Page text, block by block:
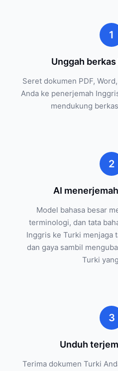
1
Unggah
Seret dokumen PDF,
Anda ke penerjemah
mendukung
2
AI
Model bahasa besar
terminologi, dan tata
Inggris ke Turki menjaga
dan gaya sambil
Turki
3
Unduh
Terima dokumen Turki